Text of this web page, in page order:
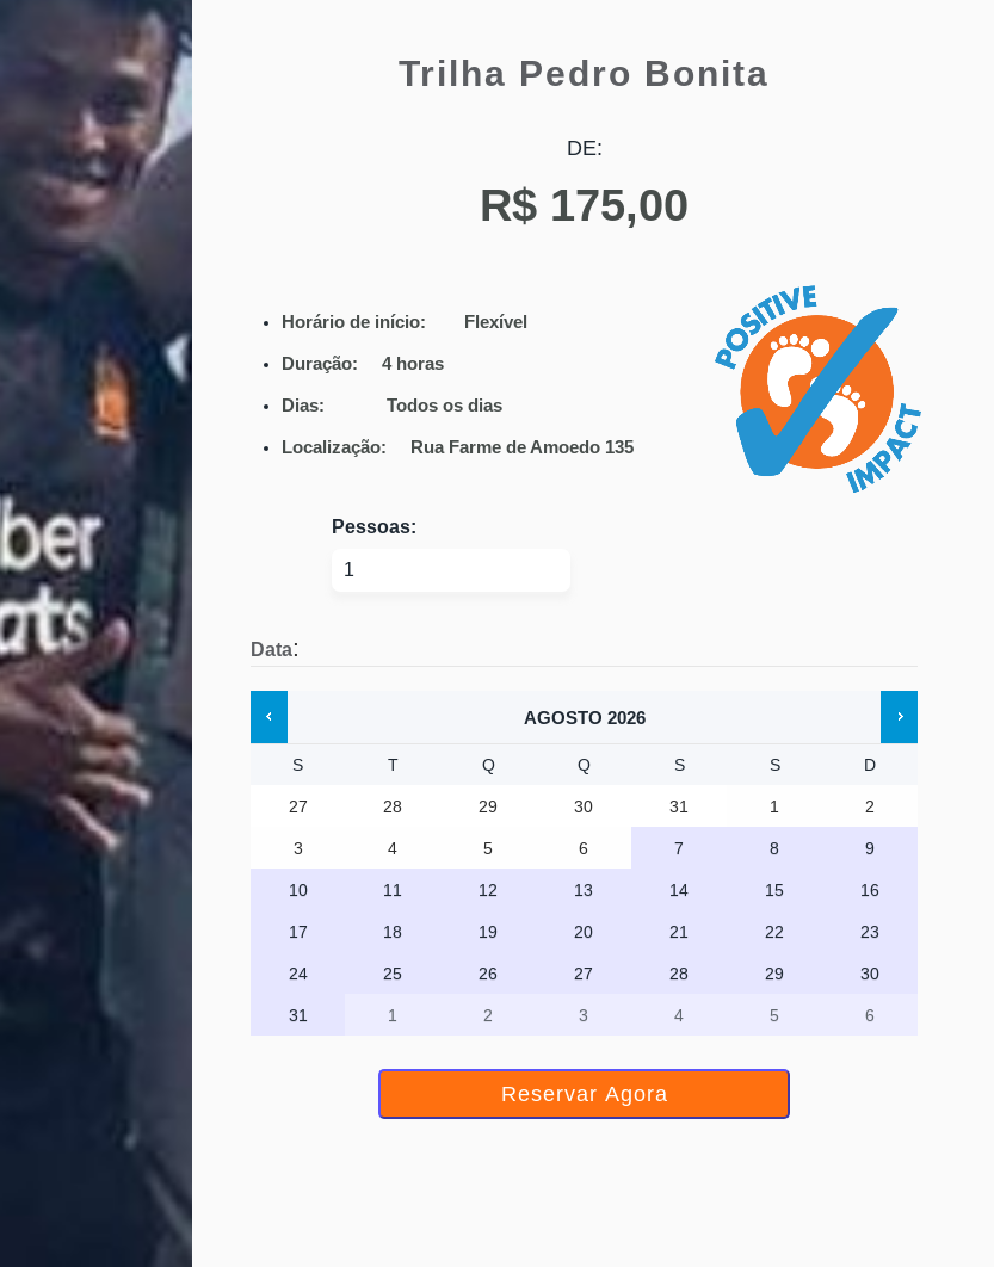
Trilha Pedro Bonita
DE:
R$ 175,00
Horário de início: Flexível
Duração: 4horas
Dias: Todos os dias
Localização: Rua Farme de Amoedo 135
Pessoas:
Data:
AGOSTO 2026
S T Q Q S S D
27 28 29 30 31 1 2
3 4 5 6 7 8 9
10 11 12 13 14 15 16
17 18 19 20 21 22 23
24 25 26 27 28 29 30
31 1 2 3 4 5 6
Reservar Agora